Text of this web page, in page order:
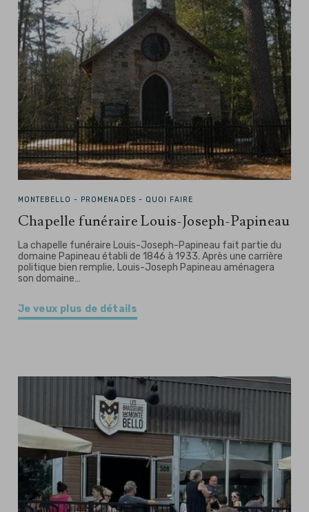
MONTEBELLO - PROMENADES - QUOI FAIRE
Chapelle funéraire Louis-Joseph-Papineau
La chapelle funéraire Louis-Joseph-Papineau fait partie du
domaine Papineau établi de 1846 à 1933. Après une carrière
politique bien remplie, Louis-Joseph Papineau aménagera
son domaine…
Je veux plus de détails